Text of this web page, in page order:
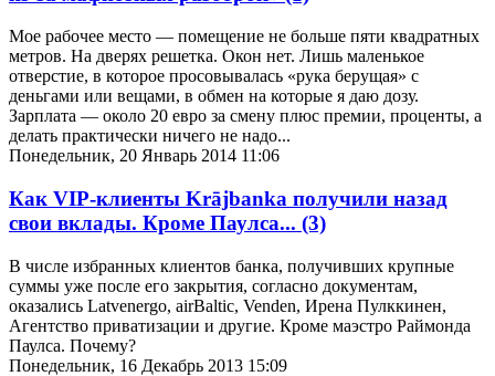
Мое рабочее место — помещение не больше пяти квадратных
метров. На дверях решетка. Окон нет. Лишь маленькое
отверстие, в которое просовывалась «рука берущая» с
деньгами или вещами, в обмен на которые я даю дозу.
Зарплата — около 20 евро за смену плюс премии, проценты, а
делать практически ничего не надо...
Понедельник, 20 Январь 2014 11:06
Как VIP-клиенты Krājbanka получили назад
свои вклады. Кроме Паулса... (3)
В числе избранных клиентов банка, получивших крупные
суммы уже после его закрытия, согласно документам,
оказались Latvenergo, airBaltic, Venden, Ирена Пулккинен,
Агентство приватизации и другие. Кроме маэстро Раймонда
Паулса. Почему?
Понедельник, 16 Декабрь 2013 15:09